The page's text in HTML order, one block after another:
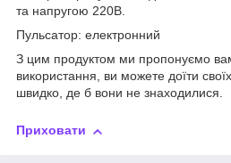
та напругою 220В.
Пульсатор: електронний
З цим продуктом ми пропонуємо
використання, ви можете доїти своїх
швидко, де б вони не знаходилися.
Приховати